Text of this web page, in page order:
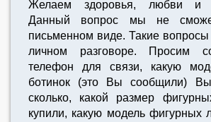
Желаем здоровья, любви и
Данный вопрос мы не
письменном виде. Такие
личном разговоре. Просим
телефон для связи, какую
ботинок (это Вы сообщили)
сколько, какой размер
купили, какую модель фигурных